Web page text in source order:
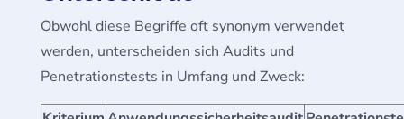
Obwohl diese Begriffe oft synonym verwendet
werden, unterscheiden sich Audits und
Penetrationstests in Umfang und Zweck: